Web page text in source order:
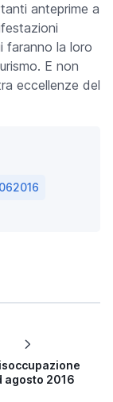
anteprime a
faranno la loro
E non
eccellenze del
agosto 2016